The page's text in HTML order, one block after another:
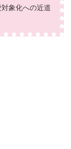
象化への近道